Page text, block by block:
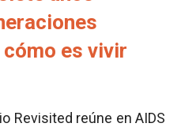
es vivir
Revisited reúne en AIDS